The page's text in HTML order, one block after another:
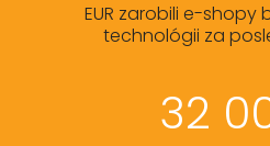
EUR zarobili e-shopy
technológii za
32